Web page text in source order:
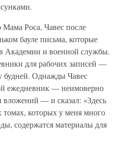
Мама Роса, Чавес после
бауле письма, которые
Академии и военной службы.
для рабочих записей —
будней. Однажды Чавес
ежедневник — неимоверно
вложений — и сказал: «Здесь
которых у меня много
содержатся материалы для